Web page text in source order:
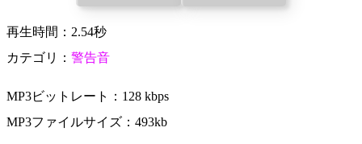
再生時間：2.54秒
カテゴリ： 警告音
MP3ビットレート：128 kbps
MP3ファイルサイズ：493kb